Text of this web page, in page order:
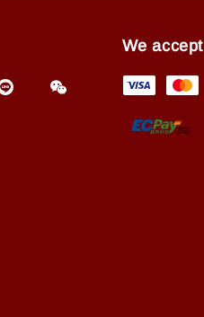
We accept